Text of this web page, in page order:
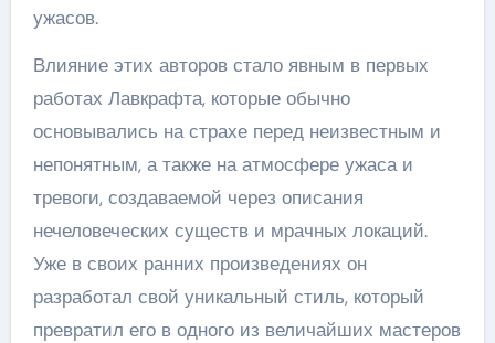
ужасов.
Влияние этих авторов стало явным в первых
работах Лавкрафта, которые обычно
основывались на страхе перед неизвестным и
непонятным, а также на атмосфере ужаса и
тревоги, создаваемой через описания
нечеловеческих существ и мрачных локаций.
Уже в своих ранних произведениях он
разработал свой уникальный стиль, который
превратил его в одного из величайших мастеров